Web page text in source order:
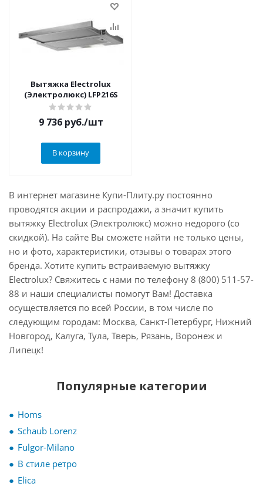
Вытяжка Electrolux
(Электролюкс) LFP216S
9 736руб./шт
В корзину
В интернет магазине Купи-Плиту.ру постоянно
проводятся акции и распродажи, а значит купить
вытяжку Electrolux (Электролюкс) можно недорого (со
скидкой). На сайте Вы сможете найти не только цены,
но и фото, характеристики, отзывы о товарах этого
бренда. Хотите купить встраиваемую вытяжку
Electrolux? Свяжитесь с нами по телефону 8 (800) 511-57-
88 и наши специалисты помогут Вам! Доставка
осуществляется по всей России, в том числе по
следующим городам: Москва, Санкт-Петербург, Нижний
Новгород, Калуга, Тула, Тверь, Рязань, Воронеж и
Липецк!
Популярные категории
Homs
Schaub Lorenz
Fulgor-Milano
В стиле ретро
Elica